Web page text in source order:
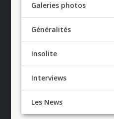
Galeries photos
Généralités
Insolite
Interviews
Les News